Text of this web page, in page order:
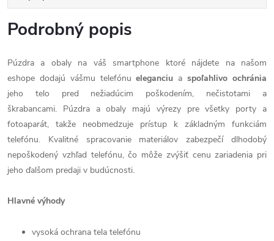
Podrobný popis
Púzdra a obaly na váš smartphone ktoré nájdete na našom
eshope dodajú vášmu telefónueleganciu aspoľahlivo ochránia
jeho telo pred nežiadúcim poškodením, nečistotami a
škrabancami. Púzdra a obaly majú výrezy pre všetky porty a
fotoaparát, takže neobmedzuje prístup k základným funkciám
telefónu. Kvalitné spracovanie materiálov zabezpečí dlhodobý
nepoškodený vzhľad telefónu, čo môže zvýšiť cenu zariadenia pri
jeho ďalšom predaji v budúcnosti.
Hlavné výhody
vysoká ochrana tela telefónu